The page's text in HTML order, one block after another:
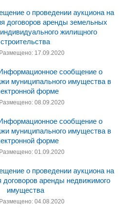
о проведении аукциона на
договоров аренды земельных
жилищного
строительства
Размещено: 17.09.2020
сообщение о
муниципального имущества в
форме
Размещено: 08.09.2020
сообщение о
муниципального имущества в
форме
Размещено: 01.09.2020
о проведении аукциона на
договоров аренды недвижимого
имущества
Размещено: 04.08.2020